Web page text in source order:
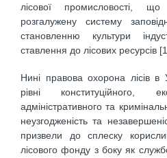
лісової промисловості,
розгалужену систему
становленню культури
ставлення до лісових ресурсів
Нині правова охорона лісів в
рівні конституційного,
адміністративного та
неузгодженість та
призвели до сплеску
лісового фонду з боку як